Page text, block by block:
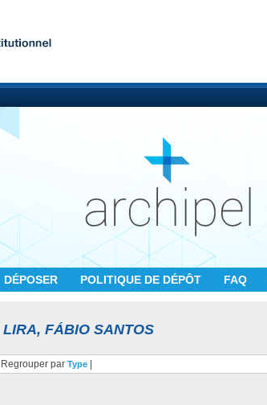
DÉPOSER POLITIQUE DE DÉPÔT FAQ
LIRA, FÁBIO SANTOS
Regrouper par Type